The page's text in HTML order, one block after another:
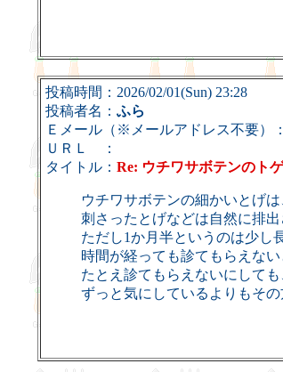
投稿時間：2026/02/01(Sun) 23:28
投稿者名： ふら
Ｅメール（※メールアドレス不要）：
ＵＲＬ ：
タイトル： Re: ウチワサボテンのト
ウチワサボテンの細かいとげ
刺さったとげなどは自然に排
ただし1か月半というのは少し
時間が経っても診てもらえな
たとえ診てもらえないにして
ずっと気にしているよりもその